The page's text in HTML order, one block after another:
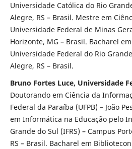
Universidade Católica do Rio
Alegre, RS – Brasil. Mestre em
Universidade Federal de Minas
Horizonte, MG – Brasil. Bacharel
Universidade Federal do Rio
Alegre, RS – Brasil.
Bruno Fortes Luce, Universidade
Doutorando em Ciência da
Federal da Paraíba (UFPB) – João
em Informática na Educação pelo
Grande do Sul (IFRS) – Campus
RS – Brasil. Bacharel em